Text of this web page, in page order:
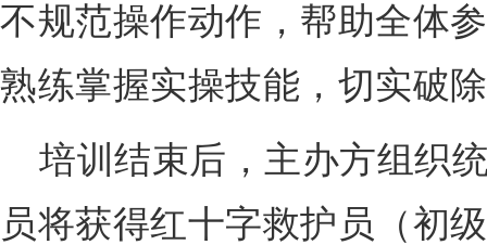
不规范操作动作，帮助全体
熟练掌握实操技能，切实破
培训结束后，主办方组织
员将获得红十字救护员（初